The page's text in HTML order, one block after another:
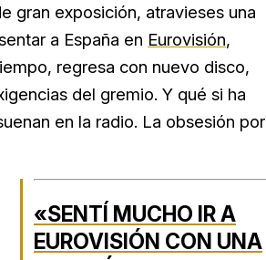
gran exposición, atravieses una
a España en Eurovisión,
regresa con nuevo disco,
del gremio. Y qué si ha
en la radio. La obsesión por
«SENTÍ MUCHO IR A
EUROVISIÓN CON UNA